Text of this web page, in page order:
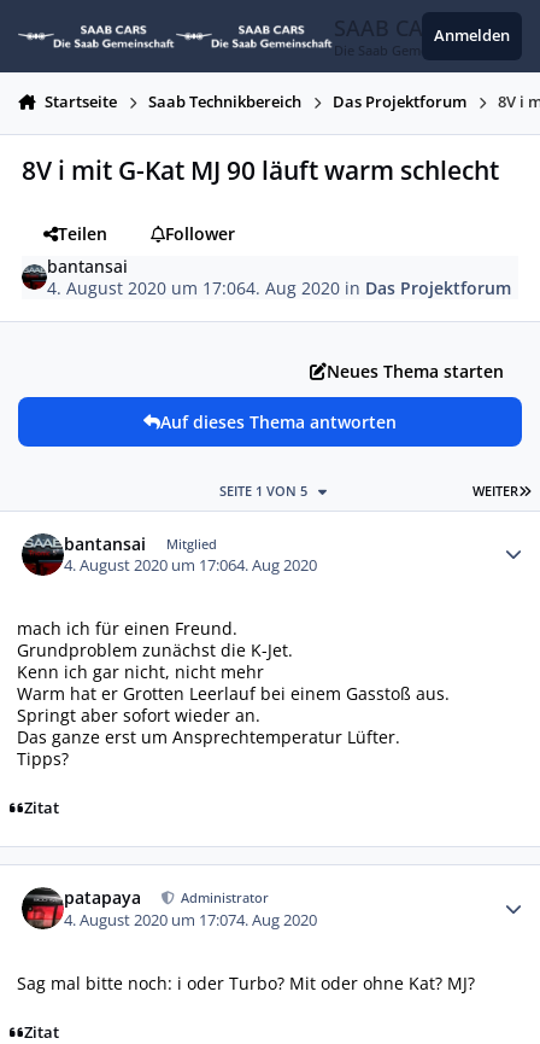
SAAB CARS
Die Saab Gemeinschaft
Anmelden
Startseite Saab Technikbereich Das Projektforum 8V i
8V i mit G-Kat MJ 90 läuft warm schlecht
Teilen
Follower
bantansai
4. August 2020 um 17:064. Aug 2020 in Das Projektforum
Neues Thema starten
Auf dieses Thema antworten
WEITER
SEITE 1 VON 5
bantansai Mitglied
4. August 2020 um 17:064. Aug 2020
mach ich für einen Freund.
Grundproblem zunächst die K-Jet.
Kenn ich gar nicht, nicht mehr
Warm hat er Grotten Leerlauf bei einem Gasstoß aus.
Springt aber sofort wieder an.
Das ganze erst um Ansprechtemperatur Lüfter.
Tipps?
Zitat
patapaya Administrator
4. August 2020 um 17:074. Aug 2020
Sag mal bitte noch: i oder Turbo? Mit oder ohne Kat? MJ?
Zitat